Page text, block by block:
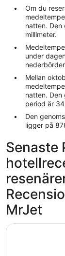
Om du
natten. Den
millimeter.
under
Mellan
natten. Den
period är
Den
ligger på
Senaste
MrJet
Royal